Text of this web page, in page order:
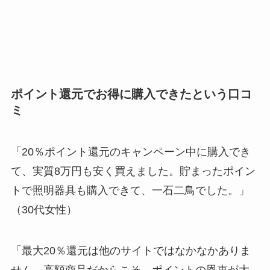
ポイント還元でお得に購入できたという口コ
ミ
「20％ポイント還元のキャンペーン中に購入でき
て、実質8万円も安く買えました。貯まったポイン
トで照明器具も購入できて、一石二鳥でした。」
（30代女性）
「最大20％還元は他のサイトではなかなかありま